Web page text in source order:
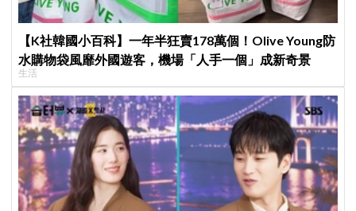
【K社韓國小百科】一年半狂賣178萬個！Olive Young防
水購物袋風靡外國遊客，機場「人手一個」成新奇景
生活